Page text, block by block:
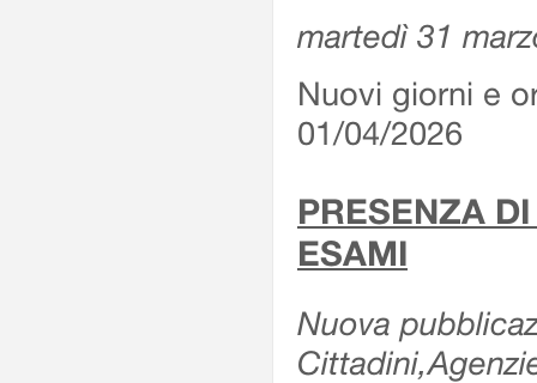
martedì 31
Nuovi giorni e
01/04/2026
PRESENZA
ESAMI
Nuova